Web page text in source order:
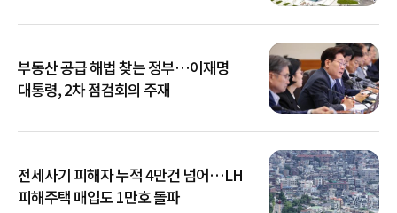
부동산 공급 해법 찾는 정부…이재명
대통령, 2차 점검회의 주재
전세사기 피해자 누적 4만건 넘어…LH
피해주택 매입도 1만호 돌파